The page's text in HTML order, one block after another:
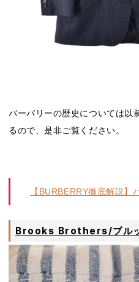
バーバリーの歴史については以
るので、是非ご覧ください。
【BURBERRY徹底解説
Brooks Brothers/ブルッ